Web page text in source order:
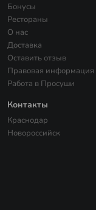
Бонусы
Рестораны
О нас
Доставка
Оставить отзыв
Правовая информация
Работа в Просуши
Контакты
Краснодар
Новороссийск